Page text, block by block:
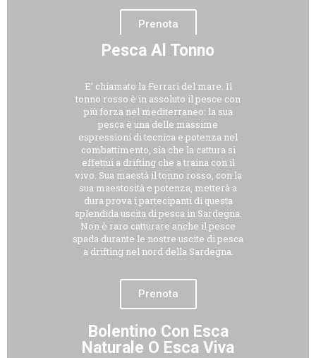
Prenota
Pesca Al Tonno
E’ chiamato la Ferrari del mare. Il
tonno rosso è in assoluto il pesce con
più forza nel mediterraneo: la sua
pesca è una delle massime
espressioni di tecnica e potenza nel
combattimento, sia che la cattura si
effettui a drifting che a traina con il
vivo. Sua maestà il tonno rosso, con la
sua maestosità e potenza, metterà a
dura prova i partecipanti di questa
splendida uscita di pesca in Sardegna.
Non è raro catturare anche il pesce
spada durante le nostre uscite di pesca
a drifting nel nord della Sardegna.
Prenota
Bolentino Con Esca
Naturale O Esca Viva